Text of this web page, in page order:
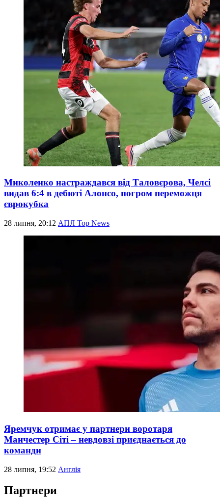
Миколенко настраждався від Таловєрова, Челсі
видав 6:4 в дебюті Алонсо, погром переможця
єврокубка
28 липня, 20:12 АПЛ Top News
Яремчук отримає у партнери воротаря
Манчестер Сіті – невдовзі приєднається до
команди
28 липня, 19:52 Англія
Партнери